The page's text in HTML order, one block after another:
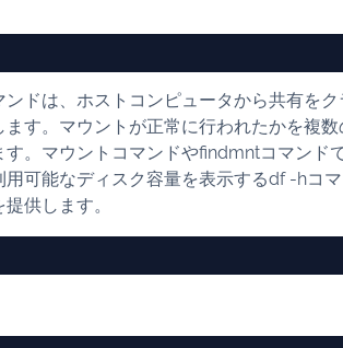
ンドは、ホストコンピュータから共有を
ます。マウントが正常に行われたかを複
す。マウントコマンドやfindmntコマンド
用可能なディスク容量を表示するdf -hコ
供します。